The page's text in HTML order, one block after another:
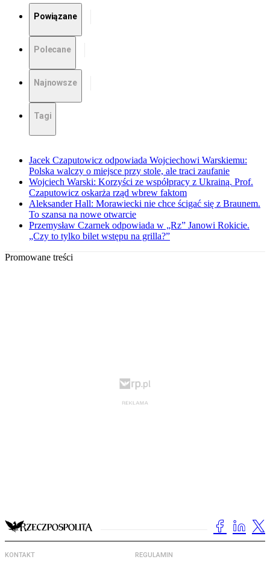
Powiązane
Polecane
Najnowsze
Tagi
Jacek Czaputowicz odpowiada Wojciechowi Warskiemu:
Polska walczy o miejsce przy stole, ale traci zaufanie
Wojciech Warski: Korzyści ze współpracy z Ukrainą. Prof.
Czaputowicz oskarża rząd wbrew faktom
Aleksander Hall: Morawiecki nie chce ścigać się z Braunem.
To szansa na nowe otwarcie
Przemysław Czarnek odpowiada w „Rz” Janowi Rokicie.
„Czy to tylko bilet wstępu na grilla?”
Promowane treści
KONTAKT REGULAMIN